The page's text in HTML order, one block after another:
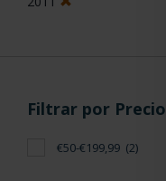
Filtrar por Precio
€50-€199,99 (2)